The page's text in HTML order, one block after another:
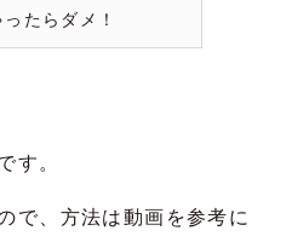
たらダメ！
す。
で、方法は動画を参考に